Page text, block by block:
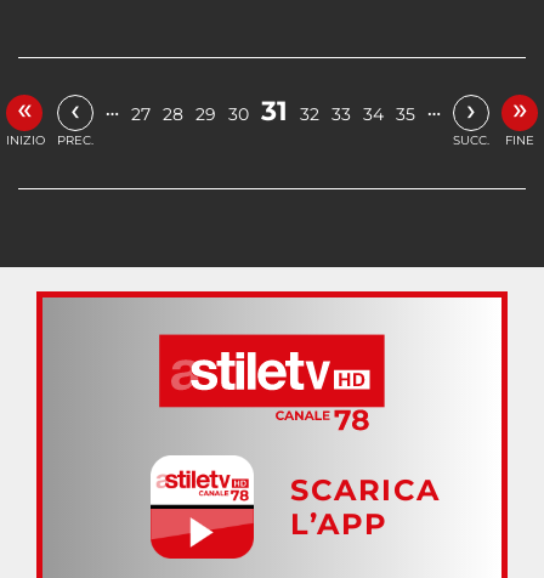
«
INIZIO
‹
PREC.
… 27 28 29 30 31 32 33 34 35 … ›
SUCC.
»
FINE
SCARICA
L’APP